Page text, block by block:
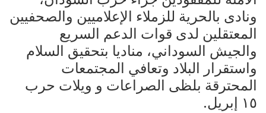
ونادى بالحرية للزملاء الإعلاميين والصحفيين
المعتقلين لدى قوات الدعم السريع
والجيش السوداني، مناديا بتحقيق السلام
واستقرار البلاد وتعافي المجتمعات
المحترقة بلظى الصراعات و ويلات حرب
١٥ إبريل.